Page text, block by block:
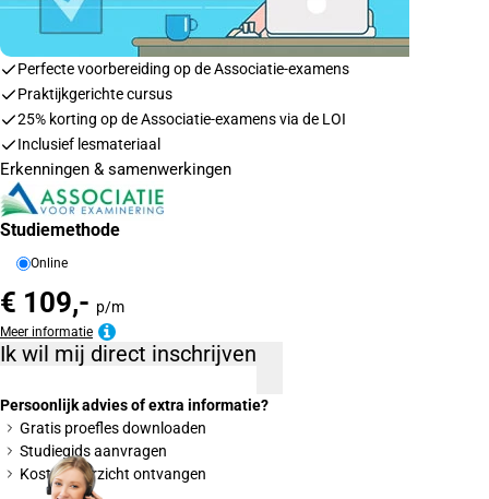
Perfecte voorbereiding op de Associatie-examens
Praktijkgerichte cursus
25% korting op de Associatie-examens via de LOI
Inclusief lesmateriaal
Erkenningen & samenwerkingen
Studiemethode
Online
€ 109,- p/m
Meer informatie
Ik wil mij direct inschrijven
Persoonlijk advies of extra informatie?
Gratis proefles downloaden
Studiegids aanvragen
Kostenoverzicht ontvangen